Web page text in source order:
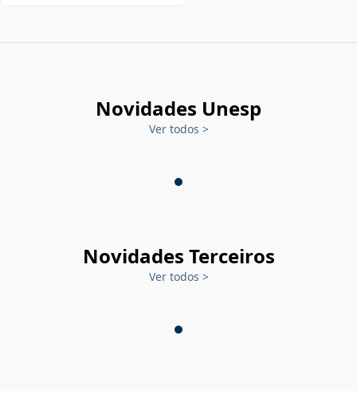
Novidades Unesp
Ver todos >
Novidades Terceiros
Ver todos >